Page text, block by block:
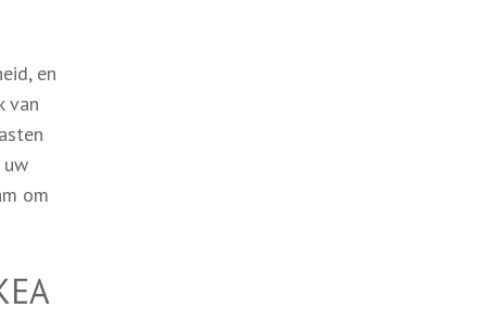
en
van
om